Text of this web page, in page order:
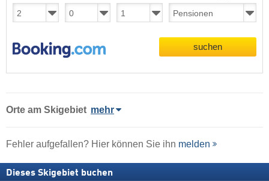
suchen
Orte am Skigebiet mehr
Fehler aufgefallen? Hier können Sie ihn melden
Dieses Skigebiet buchen